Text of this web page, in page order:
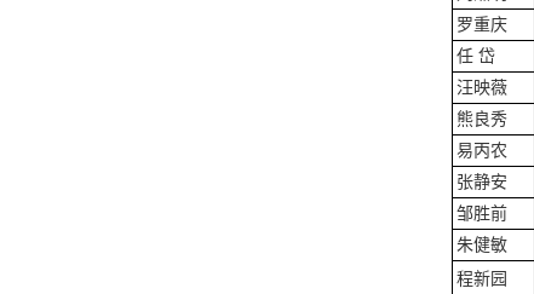
罗重庆
任 岱
汪映薇
熊良秀
易丙农
张静安
邹胜前
朱健敏
程新园